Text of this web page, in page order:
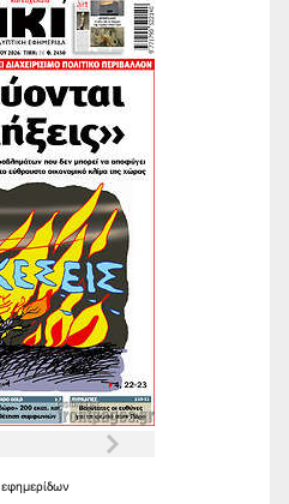
εφημερίδων